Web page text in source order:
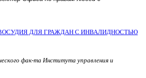
ДЛЯ ГРАЖДАН С ИНВАЛИДНОСТЬЮ
фак-та Института управления и